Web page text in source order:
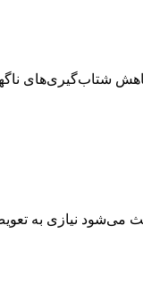
شتاب‌گیری‌های
می‌شود نیازی به